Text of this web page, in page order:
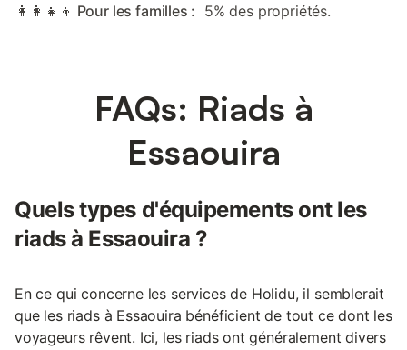
👩‍👩‍👧‍👦 Pour les familles : 5% des propriétés.
FAQs: Riads à
Essaouira
Quels types d'équipements ont les
riads à Essaouira ?
En ce qui concerne les services de Holidu, il semblerait
que les riads à Essaouira bénéficient de tout ce dont les
voyageurs rêvent. Ici, les riads ont généralement divers